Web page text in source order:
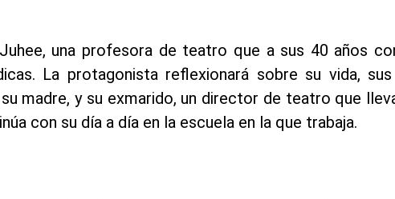
una profesora de teatro que a sus 40 años
La protagonista reflexionará sobre su vida,
madre, y su exmarido, un director de teatro que
con su día a día en la escuela en la que trabaja.